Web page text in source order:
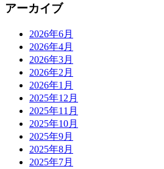
アーカイブ
2026年6月
2026年4月
2026年3月
2026年2月
2026年1月
2025年12月
2025年11月
2025年10月
2025年9月
2025年8月
2025年7月